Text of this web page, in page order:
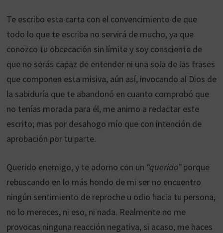
Te escribo esta carta con el convencimiento de que
todo lo que te escriba no servirá de mucho, ya que
conozco tu obcecación sin límite y soy consciente de
que no serás capaz de entender ni una sola de las frases
que componen esta misiva, aún así, invocando al Dios de
la sabiduría que te abandonó en cuanto comprobó que
no tenías morada para él, me animo a redactar este
escrito; mas por desahogo mío que con intención de
aprobación por tu parte.
Querido enemigo, y te adorno con un “querido”porque
rebuscando en lo más hondo de mi ser no encuentro
ningún sentimiento de reproche u odio hacia tu persona,
no lo mereces, ni eso, ni nada. Realmente no me
provocas ninguna reacción negativa, si acaso, me haces